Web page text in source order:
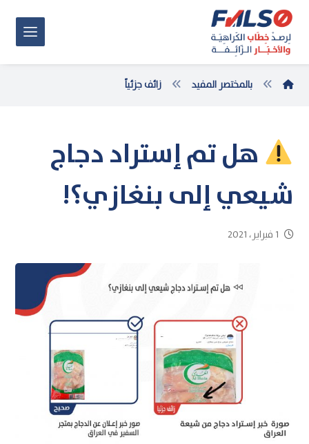
بالمختصر المفيد زائف جزئياً
هل تم إستراد دجاج
شيعي إلى بنغازي؟!
1 فبراير، 2021